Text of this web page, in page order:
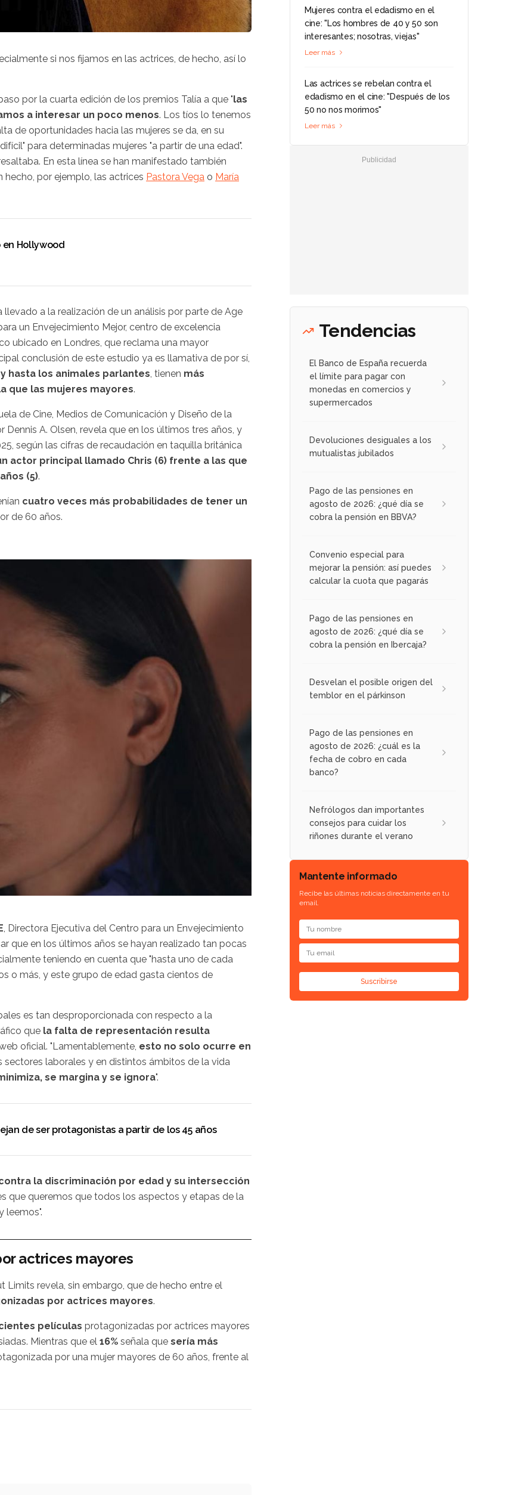
si nos fijamos en las actrices, de hecho, así lo
por la cuarta edición de los premios Talía a que "las
a interesar un poco menos. Los tíos lo tenemos
de oportunidades hacia las mujeres se da, en su
para determinadas mujeres "a partir de una edad".
En esta línea se han manifestado también
por ejemplo, las actrices Pastora Vega o María
Hollywood
a la realización de un análisis por parte de Age
un Envejecimiento Mejor, centro de excelencia
ubicado en Londres, que reclama una mayor
conclusión de este estudio ya es llamativa de por sí,
hasta los animales parlantes , tienen más
que las mujeres mayores.
de Cine, Medios de Comunicación y Diseño de la
A. Olsen, revela que en los últimos tres años, y
según las cifras de recaudación en taquilla británica
actor principal llamado Chris (6) frente a las que
(5).
cuatro veces más probabilidades de tener un
de 60 años.
, Directora Ejecutiva del Centro para un Envejecimiento
que en los últimos años se hayan realizado tan pocas
teniendo en cuenta que "hasta uno de cada
o más, y este grupo de edad gasta cientos de
es tan desproporcionada con respecto a la
que la falta de representación resulta
oficial. "Lamentablemente, esto no solo ocurre en
laborales y en distintos ámbitos de la vida
se margina y se ignora".
de ser protagonistas a partir de los 45 años
la discriminación por edad y su intersección
que queremos que todos los aspectos y etapas de la
leemos".
actrices mayores
Limits revela, sin embargo, que de hecho entre el
por actrices mayores.
películas protagonizadas por actrices mayores
Mientras que el 16% señala que sería más
por una mujer mayores de 60 años, frente al
Mujeres contra el edadismo en el
cine: "Los hombres de 40 y 50 son
interesantes; nosotras, viejas"
Leer más
Las actrices se rebelan contra el
edadismo en el cine: "Después de los
50 no nos morimos"
Leer más
Tendencias
El Banco de España recuerda
el límite para pagar con
monedas en comercios y
supermercados
Devoluciones desiguales a los
mutualistas jubilados
Pago de las pensiones en
agosto de 2026: ¿qué día se
cobra la pensión en BBVA?
Convenio especial para
mejorar la pensión: así puedes
calcular la cuota que pagarás
Pago de las pensiones en
agosto de 2026: ¿qué día se
cobra la pensión en Ibercaja?
Desvelan el posible origen del
temblor en el párkinson
Pago de las pensiones en
agosto de 2026: ¿cuál es la
fecha de cobro en cada
banco?
Nefrólogos dan importantes
consejos para cuidar los
riñones durante el verano
Mantente informado
Recibe las últimas noticias directamente en tu
email.
Suscribirse